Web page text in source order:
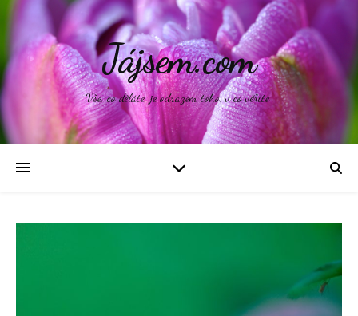
Jájsem.com
Vše, co děláte, je odrazem toho, v co věříte.